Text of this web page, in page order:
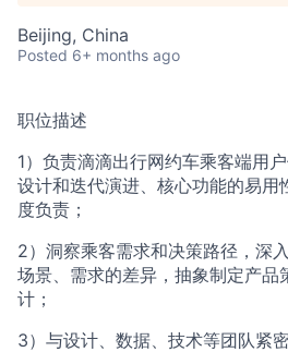
Beijing, China
Posted 6+ months ago
职位描述
1）负责滴滴出行网约车乘客端用
设计和迭代演进、核心功能的易用
度负责；
2）洞察乘客需求和决策路径，深
场景、需求的差异，抽象制定产品
计；
3）与设计、数据、技术等团队紧